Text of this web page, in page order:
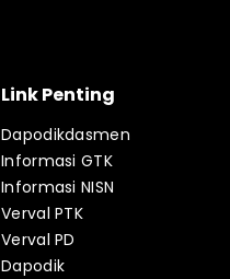
Link Penting
Dapodikdasmen
Informasi GTK
Informasi NISN
Verval PTK
Verval PD
Dapodik